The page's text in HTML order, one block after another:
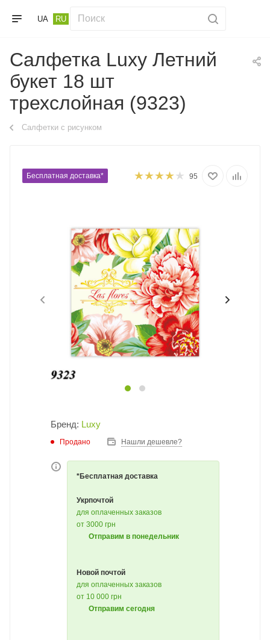
UA RU
Салфетка Luxy Летний
букет 18 шт
трехслойная (9323)
Салфетки с рисунком
Бесплатная доставка* 95
Бренд: Luxy
Продано Нашли дешевле?
*Бесплатная доставка
Укрпочтой
для оплаченных заказов
от 3000 грн
Отправим в понедельник
Новой почтой
для оплаченных заказов
от 10 000 грн
Отправим сегодня